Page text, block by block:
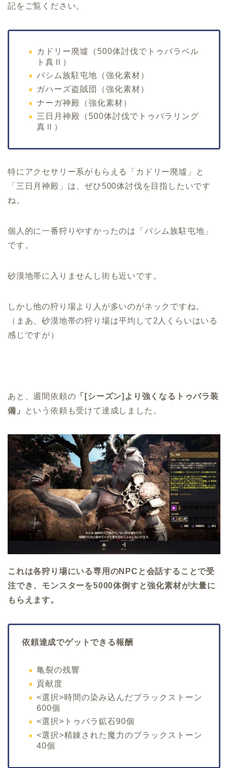
記をご覧ください。
カドリー廃墟（500体討伐でトゥバラベル
ト真Ⅱ）
バシム族駐屯地（強化素材）
ガハーズ盗賊団（強化素材）
ナーガ神殿（強化素材）
三日月神殿（500体討伐でトゥバラリング
真Ⅱ）
特にアクセサリー系がもらえる「カドリー廃墟」と
「三日月神殿」は、ぜひ500体討伐を目指したいです
ね。
個人的に一番狩りやすかったのは「バシム族駐屯地」
です。
砂漠地帯に入りませんし街も近いです。
しかし他の狩り場より人が多いのがネックですね。
（まあ、砂漠地帯の狩り場は平均して2人くらいはいる
感じですが）
あと、週間依頼の 「[シーズン]より強くなるトゥバラ装
備」
という依頼も受けて達成しました。
これは各狩り場にいる専用のNPCと会話することで受
注でき、モンスターを5000体倒すと強化素材が大量に
もらえます。
依頼達成でゲットできる報酬
亀裂の残響
貢献度
<選択>時間の染み込んだブラックストーン
600個
<選択>トゥバラ鉱石90個
<選択>精錬された魔力のブラックストーン
40個